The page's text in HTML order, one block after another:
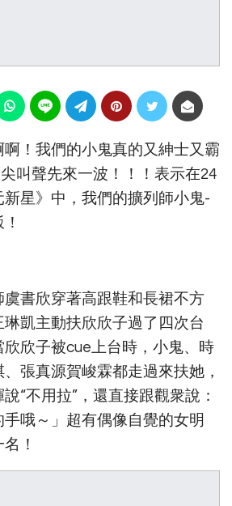
！我們的小鬼真的又紳士又霸
叫聲先來一波！！！表示在24
星》中，我們的擴列師小鬼-
書欣穿著高跟鞋和長裙不方
凱主動扶欣欣子過了四次台
欣欣子被cue上台時，小鬼、時
張真源賀峻霖都走過來扶她，
“不用拉”，還直接跟觀衆說：
手哦～」超有偶像自覺的女明
！